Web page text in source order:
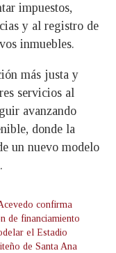
impuestos,
y al registro de
inmuebles.
más justa y
servicios al
avanzando
donde la
un nuevo modelo
confirma
de financiamiento
el Estadio
de Santa Ana